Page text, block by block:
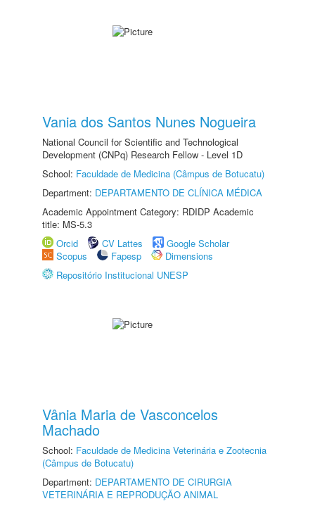
Vania dos Santos Nunes Nogueira
National Council for Scientific and Technological
Development (CNPq) Research Fellow - Level 1D
School: Faculdade de Medicina (Câmpus de Botucatu)
Department: DEPARTAMENTO DE CLÍNICA MÉDICA
Academic Appointment Category: RDIDP Academic
title: MS-5.3
Orcid
CV Lattes
Google Scholar
Scopus
Fapesp
Dimensions
Repositório Institucional UNESP
Vânia Maria de Vasconcelos
Machado
School: Faculdade de Medicina Veterinária e Zootecnia
(Câmpus de Botucatu)
Department: DEPARTAMENTO DE CIRURGIA
VETERINÁRIA E REPRODUÇÃO ANIMAL